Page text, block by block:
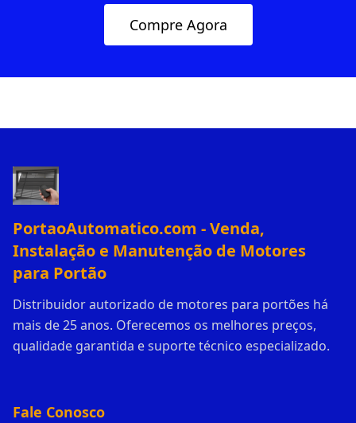
Compre Agora
PortaoAutomatico.com - Venda,
Instalação e Manutenção de Motores
para Portão
Distribuidor autorizado de motores para portões há
mais de 25 anos. Oferecemos os melhores preços,
qualidade garantida e suporte técnico especializado.
Fale Conosco